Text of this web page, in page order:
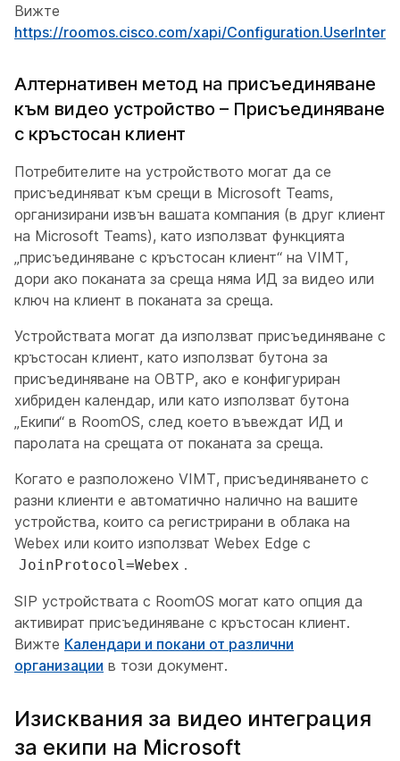
Вижте
https://roomos.cisco.com/xapi/
Алтернативен метод на присъединяване
към видео устройство – Присъединяване
с кръстосан клиент
Потребителите на устройството могат да се
присъединяват към срещи в Microsoft Teams,
организирани извън вашата компания (в друг клиент
на Microsoft Teams), като използват функцията
„присъединяване с кръстосан клиент“ на VIMT,
дори ако поканата за среща няма ИД за видео или
ключ на клиент в поканата за среща.
Устройствата могат да използват присъединяване с
кръстосан клиент, като използват бутона за
присъединяване на OBTP, ако е конфигуриран
хибриден календар, или като използват бутона
„Екипи“ в RoomOS, след което въвеждат ИД и
паролата на срещата от поканата за среща.
Когато е разположено VIMT, присъединяването с
разни клиенти е автоматично налично на вашите
устройства, които са регистрирани в облака на
Webex или които използват Webex Edge с
JoinProtocol=Webex .
SIP устройствата с RoomOS могат като опция да
активират присъединяване с кръстосан клиент.
Вижте Календари и покани от различни
организации в този документ.
Изисквания за видео интеграция
за екипи на Microsoft